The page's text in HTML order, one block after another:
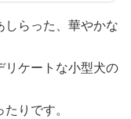
らった、華やかな
リケートな小型犬の
りです。